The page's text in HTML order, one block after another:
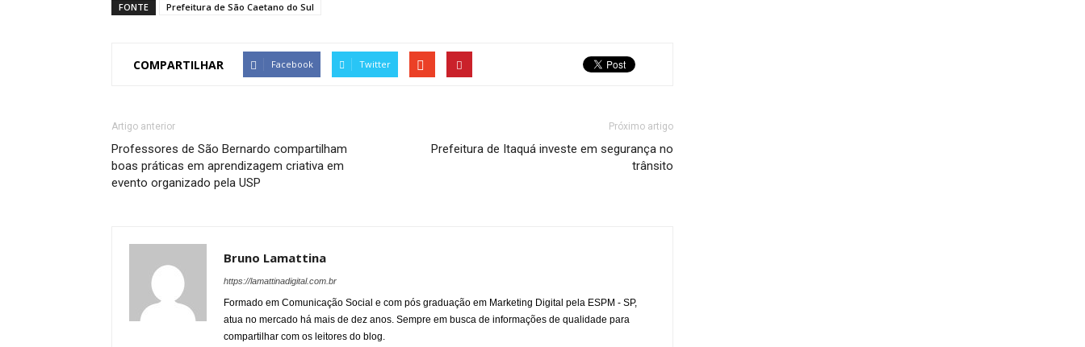
FONTE Prefeitura de São Caetano do Sul
COMPARTILHAR Facebook Twitter
Artigo anterior
Professores de São Bernardo compartilham
boas práticas em aprendizagem criativa em
evento organizado pela USP
Próximo artigo
Prefeitura de Itaquá investe em segurança no
trânsito
Bruno Lamattina
https://lamattinadigital.com.br
Formado em Comunicação Social e com pós graduação em Marketing Digital pela ESPM - SP,
atua no mercado há mais de dez anos. Sempre em busca de informações de qualidade para
compartilhar com os leitores do blog.